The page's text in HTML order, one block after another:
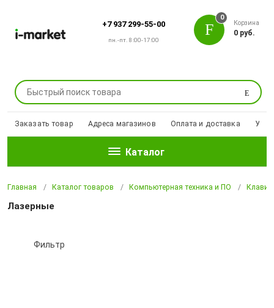
+7 937 299-55-00
пн.-пт. 8:00-17:00
Поиск
0
Корзина
0 руб.
Заказать товар Адреса магазинов Оплата и доставка
Каталог
Главная Каталог товаров Компьютерная техника и ПО
Лазерные
Фильтр